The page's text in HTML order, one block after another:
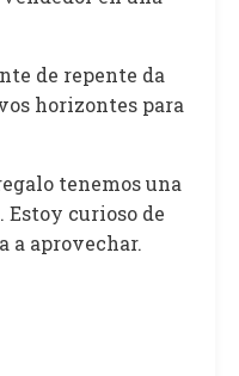
de repente da
horizontes para
tenemos una
Estoy curioso de
a aprovechar.